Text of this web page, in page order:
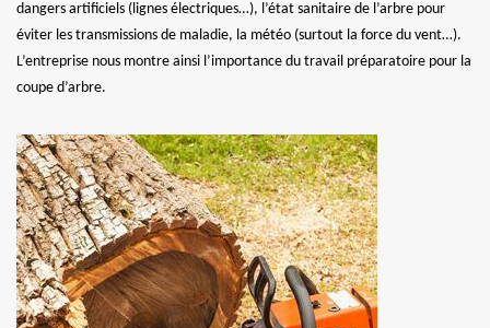
dangers artificiels (lignes électriques…), l’état sanitaire de l’arbre pour
éviter les transmissions de maladie, la météo (surtout la force du vent…).
L’entreprise nous montre ainsi l’importance du travail préparatoire pour la
coupe d’arbre.